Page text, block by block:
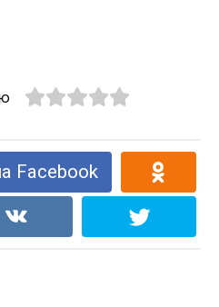
Facebook